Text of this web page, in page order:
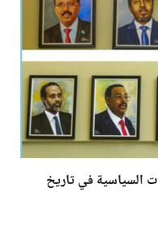
السياسية في تاريخ